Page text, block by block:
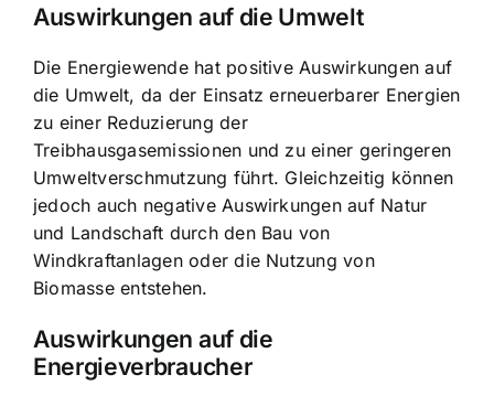
Auswirkungen auf die Umwelt
Die Energiewende hat positive Auswirkungen auf
die Umwelt, da der Einsatz erneuerbarer Energien
zu einer Reduzierung der
Treibhausgasemissionen und zu einer geringeren
Umweltverschmutzung führt. Gleichzeitig können
jedoch auch negative Auswirkungen auf Natur
und Landschaft durch den Bau von
Windkraftanlagen oder die Nutzung von
Biomasse entstehen.
Auswirkungen auf die
Energieverbraucher